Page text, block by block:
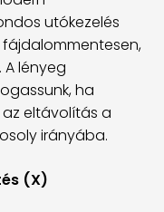
utókezelés
lényeg
ha
eltávolítás a
irányába.
(X)